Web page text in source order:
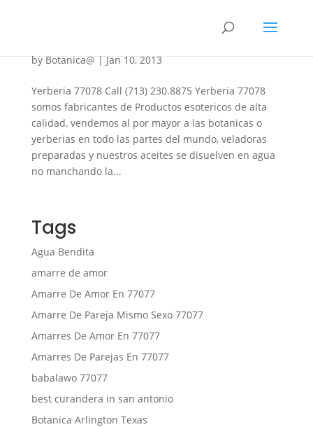
byBotanica@|Jan 10, 2013
Yerberia 77078 Call (713) 230.8875 Yerberia 77078
somos fabricantes de Productos esotericos de alta
calidad, vendemos al por mayor a las botanicas o
yerberias en todo las partes del mundo, veladoras
preparadas y nuestros aceites se disuelven en agua
no manchando la...
Tags
Agua Bendita
amarre de amor
Amarre De Amor En 77077
Amarre De Pareja Mismo Sexo 77077
Amarres De Amor En 77077
Amarres De Parejas En 77077
babalawo 77077
best curandera in san antonio
Botanica Arlington Texas